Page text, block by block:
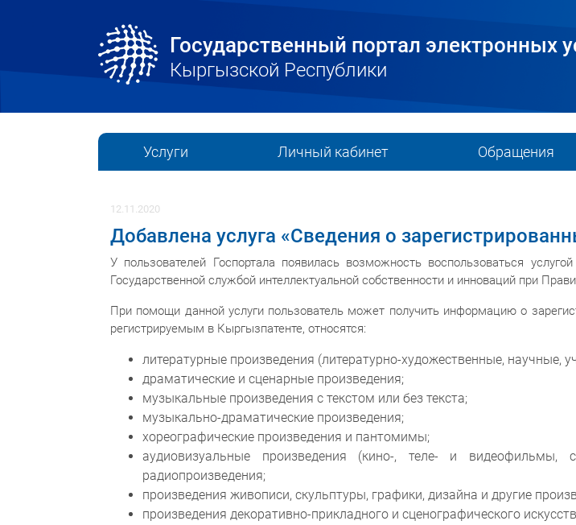
Государственный портал электронных
Кыргызской Республики
Услуги Личный кабинет Обращения
12.11.2020
Добавлена услуга «Сведения о
У пользователей Госпортала появилась возможность воспользоваться
Государственной службой интеллектуальной собственности и инноваций при
При помощи данной услуги пользователь может получить информацию о
регистрируемым в Кыргызпатенте, относятся:
литературные произведения (литературно-художественные, научные,
драматические и сценарные произведения;
музыкальные произведения с текстом или без текста;
музыкально-драматические произведения;
хореографические произведения и пантомимы;
аудиовизуальные произведения (кино-, теле- и
радиопроизведения;
произведения живописи, скульптуры, графики, дизайна и другие
произведения декоративно-прикладного и сценографического